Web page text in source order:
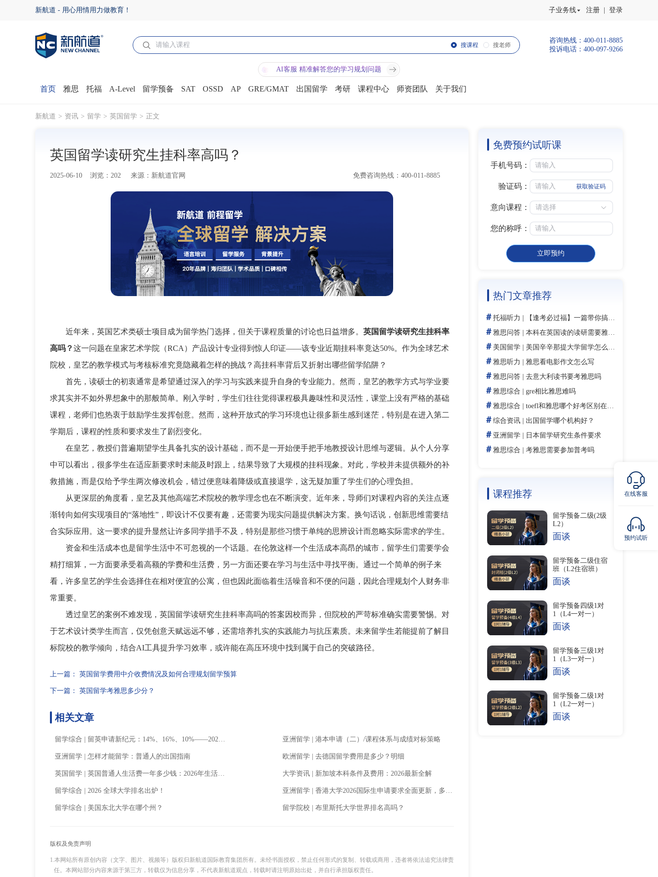
新航道 - 用心用情用力做教育！ 子业务线 注册 | 登录
搜课程 搜老师
咨询热线：400-011-8885
投诉电话：400-097-9266
AI客服 精准解答您的学习规划问题
手机号:
验证码: 获取验证码
登录
我已阅读并同意《用户服务条款及隐私政策》
首次登录自动注册账号 收不到验证码?
验证码: 获取验证码
您的称呼:
立即预约
在线客服
预约试听
首页 雅思 托福 A-Level 留学预备 SAT OSSD AP GRE/GMAT 出国留学 考研 课程中心 师资团队 关于我们
新航道 资讯 留学 英国留学 正文
英国留学读研究生挂科率高吗？
2025-06-10 浏览：202 来源：新航道官网 免费咨询热线：400-011-8885
近年来，英国艺术类硕士项目成为留学热门选择，但关于课程质量的讨论也日益增多。 英国留学读研究生挂科率
高吗？这一问题在皇家艺术学院（RCA）产品设计专业得到惊人印证——该专业近期挂科率竟达50%。作为全球艺术
院校，皇艺的教学模式与考核标准究竟隐藏着怎样的挑战？高挂科率背后又折射出哪些留学陷阱？
首先，读硕士的初衷通常是希望通过深入的学习与实践来提升自身的专业能力。然而，皇艺的教学方式与学业要
求其实并不如外界想象中的那般简单。刚入学时，学生们往往觉得课程极具趣味性和灵活性，课堂上没有严格的基础
课程，老师们也热衷于鼓励学生发挥创意。然而，这种开放式的学习环境也让很多新生感到迷茫，特别是在进入第二
学期后，课程的性质和要求发生了剧烈变化。
在皇艺，教授们普遍期望学生具备扎实的设计基础，而不是一开始便手把手地教授设计思维与逻辑。从个人分享
中可以看出，很多学生在适应新要求时未能及时跟上，结果导致了大规模的挂科现象。对此，学校并未提供额外的补
救措施，而是仅给予学生两次修改机会，错过便意味着降级或直接退学，这无疑加重了学生们的心理负担。
从更深层的角度看，皇艺及其他高端艺术院校的教学理念也在不断演变。近年来，导师们对课程内容的关注点逐
渐转向如何实现项目的“落地性”，即设计不仅要有趣，还需要为现实问题提供解决方案。换句话说，创新思维需要结
合实际应用。这一要求的提升显然让许多同学措手不及，特别是那些习惯于单纯的思辨设计而忽略实际需求的学生。
资金和生活成本也是留学生活中不可忽视的一个话题。在伦敦这样一个生活成本高昂的城市，留学生们需要学会
精打细算，一方面要承受着高额的学费和生活费，另一方面还要在学习与生活中寻找平衡。通过一个简单的例子来
看，许多皇艺的学生会选择住在相对便宜的公寓，但也因此面临着生活噪音和不便的问题，因此合理规划个人财务非
常重要。
透过皇艺的案例不难发现，英国留学读研究生挂科率高吗的答案因校而异，但院校的严苛标准确实需要警惕。对
于艺术设计类学生而言，仅凭创意天赋远远不够，还需培养扎实的实践能力与抗压素质。未来留学生若能提前了解目
标院校的教学倾向，结合AI工具提升学习效率，或许能在高压环境中找到属于自己的突破路径。
上一篇： 英国留学费用中介收费情况及如何合理规划留学预算
下一篇： 英国留学考雅思多少分？
相关文章
留学综合 留英申请新纪元：14%、16%、10%——2026留英申请的新密码 亚洲留学 港本申请（二）/课程体系与成绩对标策略
亚洲留学 怎样才能留学：普通人的出国指南 欧洲留学 去德国留学费用是多少？明细
英国留学 英国普通人生活费一年多少钱：2026年生活成本全解析 大学资讯 新加坡本科条件及费用：2026最新全解
留学综合 2026 全球大学排名出炉！ 亚洲留学 香港大学2026国际生申请要求全面更新，多专业门槛大幅提升！
留学综合 美国东北大学在哪个州？ 留学院校 布里斯托大学世界排名高吗？
版权及免责声明
1.本网站所有原创内容（文字、图片、视频等）版权归新航道国际教育集团所有。未经书面授权，禁止任何形式的复制、转载或商用，违者将依法追究法律责
任。本网站部分内容来源于第三方，转载仅为信息分享，不代表新航道观点，转载时请注明原始出处，并自行承担版权责任。
免费预约试听课
手机号码：
验证码： 获取验证码
意向课程： 请选择
您的称呼：
立即预约
热门文章推荐
＃ 托福听力 【逢考必过福】一篇带你搞定托福听力备考
＃ 雅思问答 本科在英国读的读研需要雅思吗
＃ 美国留学 美国辛辛那提大学留学怎么样：带薪实习发源地与全美设计学校
＃ 雅思听力 雅思看电影作文怎么写
＃ 雅思问答 去意大利读书要考雅思吗
＃ 雅思综合 gre相比雅思难吗
＃ 雅思综合 toefl和雅思哪个好考区别在哪里
＃ 综合资讯 出国留学哪个机构好？
＃ 亚洲留学 日本留学研究生条件要求
＃ 雅思综合 考雅思需要参加普考吗
课程推荐
留学预备二级(2级
L2）
面谈
留学预备二级住宿
班（L2住宿班）
面谈
留学预备四级1对
1（L4一对一）
面谈
留学预备三级1对
1（L3一对一）
面谈
留学预备二级1对
1（L2一对一）
面谈
资料下载
手机号:
立即下载